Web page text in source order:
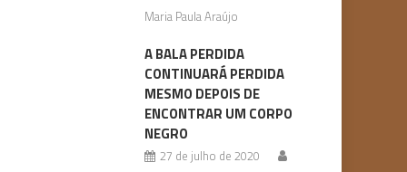
Maria Paula Araújo
A BALA PERDIDA
CONTINUARÁ PERDIDA
MESMO DEPOIS DE
ENCONTRAR UM CORPO
NEGRO
27 de julho de 2020